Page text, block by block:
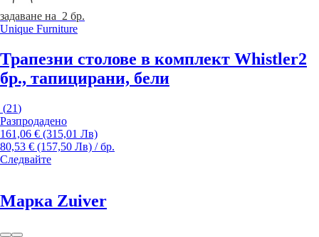
задаване на 2 бр.
Unique Furniture
Трапезни столове в комплект Whistler2
бр., тапицирани, бели
(21)
Разпродадено
161,06 € (315,01 Лв)
80,53 € (157,50 Лв) / бр.
Следвайте
Марка Zuiver